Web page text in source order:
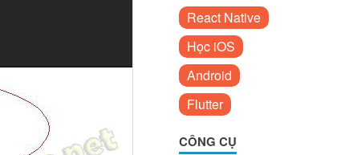
React Native
Học iOS
Android
Flutter
CÔNG CỤ